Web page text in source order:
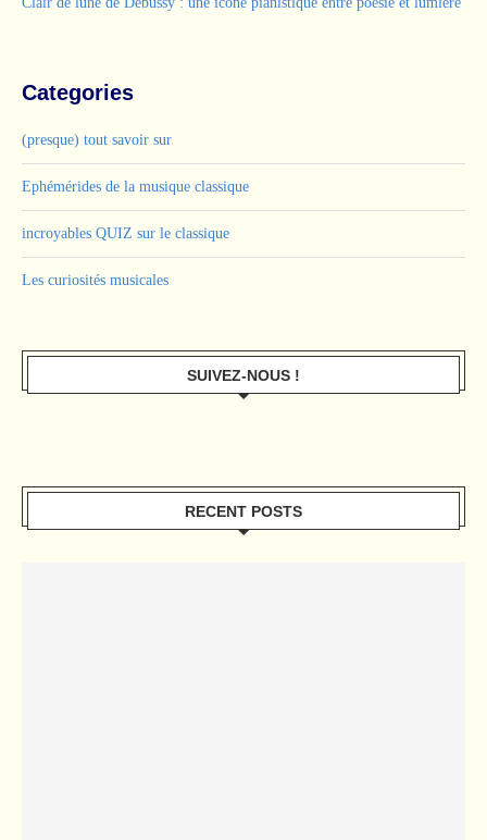
Categories
(presque) tout savoir sur
Ephémérides de la musique classique
incroyables QUIZ sur le classique
Les curiosités musicales
SUIVEZ-NOUS !
RECENT POSTS